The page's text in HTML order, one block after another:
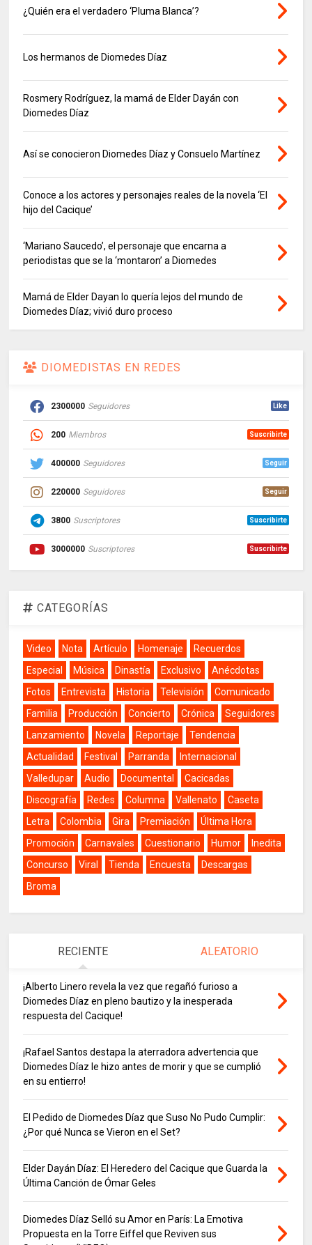
¿Quién era el verdadero ‘Pluma Blanca’?
Los hermanos de Diomedes Díaz
Rosmery Rodríguez, la mamá de Elder Dayán con
Diomedes Díaz
Así se conocieron Diomedes Díaz y Consuelo Martínez
Conoce a los actores y personajes reales de la novela ‘El
hijo del Cacique’
‘Mariano Saucedo’, el personaje que encarna a
periodistas que se la ‘montaron’ a Diomedes
Mamá de Elder Dayan lo quería lejos del mundo de
Diomedes Díaz; vivió duro proceso
DIOMEDISTAS EN REDES
2300000 Seguidores Like
200 Miembros Suscribirte
400000 Seguidores Seguir
220000 Seguidores Seguir
3800 Suscriptores Suscribirte
3000000 Suscriptores Suscribirte
CATEGORÍAS
Video Nota Artículo Homenaje
Recuerdos
Especial
Música Dinastía Exclusivo
Anécdotas
Fotos
Entrevista Historia Televisión
Comunicado
Familia
Producción Concierto Crónica
Seguidores
Lanzamiento
Novela Reportaje
Tendencia
Actualidad
Festival Parranda
Internacional
Valledupar
Audio Documental
Cacicadas
Discografía
Redes Columna Vallenato
Caseta
Letra
Colombia Gira Premiación
Última Hora
Promoción
Carnavales Cuestionario Humor
Inedita
Concurso
Viral Tienda Encuesta
Descargas
Broma
RECIENTE ALEATORIO
¡Alberto Linero revela la vez que regañó furioso a
Diomedes Díaz en pleno bautizo y la inesperada
respuesta del Cacique!
¡Rafael Santos destapa la aterradora advertencia que
Diomedes Díaz le hizo antes de morir y que se cumplió
en su entierro!
El Pedido de Diomedes Díaz que Suso No Pudo Cumplir:
¿Por qué Nunca se Vieron en el Set?
Elder Dayán Díaz: El Heredero del Cacique que Guarda la
Última Canción de Ómar Geles
Diomedes Díaz Selló su Amor en París: La Emotiva
Propuesta en la Torre Eiffel que Reviven sus